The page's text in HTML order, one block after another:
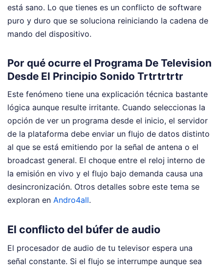
está sano. Lo que tienes es un conflicto de software
puro y duro que se soluciona reiniciando la cadena de
mando del dispositivo.
Por qué ocurre el Programa De Television
Desde El Principio Sonido Trtrtrtrtr
Este fenómeno tiene una explicación técnica bastante
lógica aunque resulte irritante. Cuando seleccionas la
opción de ver un programa desde el inicio, el servidor
de la plataforma debe enviar un flujo de datos distinto
al que se está emitiendo por la señal de antena o el
broadcast general. El choque entre el reloj interno de
la emisión en vivo y el flujo bajo demanda causa una
desincronización. Otros detalles sobre este tema se
exploran en Andro4all.
El conflicto del búfer de audio
El procesador de audio de tu televisor espera una
señal constante. Si el flujo se interrumpe aunque sea